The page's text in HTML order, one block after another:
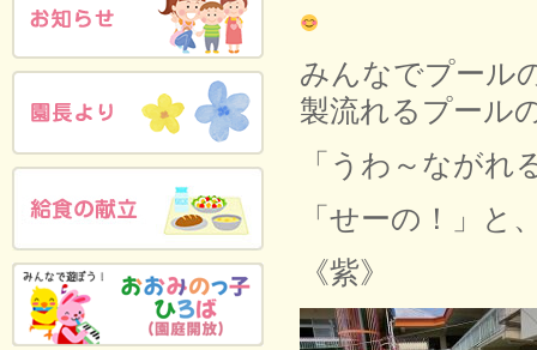
みんなでプール
製流れるプール
「うわ～ながれ
「せーの！」と
《紫》